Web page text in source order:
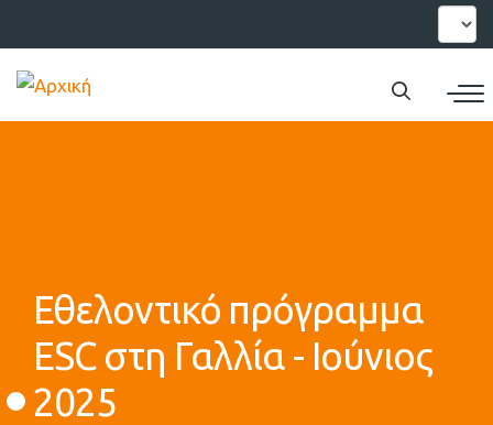
προς
το
Select
Εθελοντικό πρόγραμμα
ESC στη Γαλλία - Ιούνιος
2025